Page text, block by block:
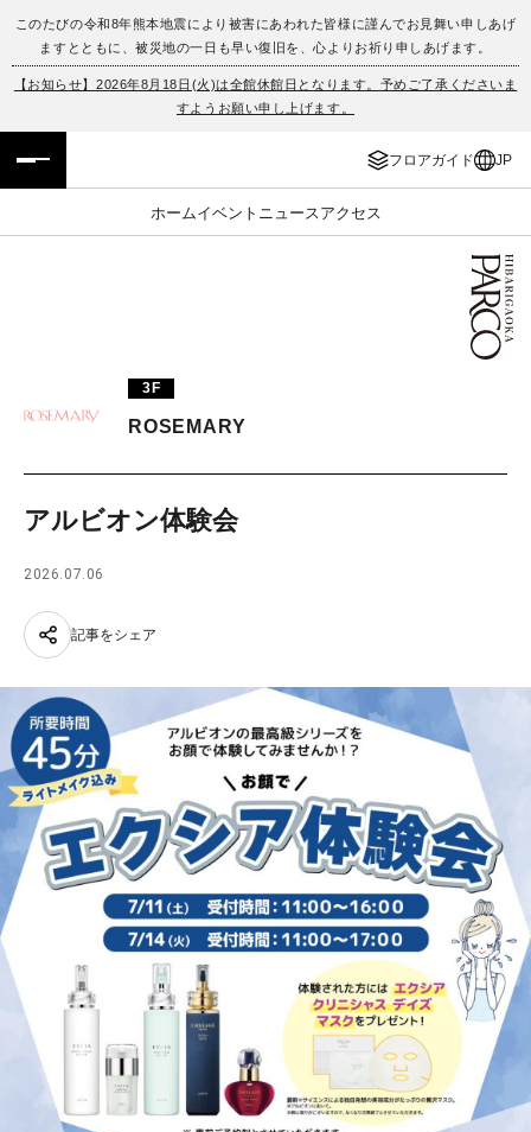
このたびの令和8年熊本地震により被害にあわれた皆様に謹んでお見舞い申しあげ
ますとともに、被災地の一日も早い復旧を、心よりお祈り申しあげます。
【お知らせ】2026年8月18日(火)は全館休館日となります。予めご了承くださいま
すようお願い申し上げます。
フロアガイド JP
ホームイベント ニュース アクセス
フロアガイド
イベント・ポップアップ
ニュース
PARCOメンバーズ
ENGLISH
簡体字
한국어
3F
ROSEMARY
アルビオン体験会
2026.07.06
記事をシェア